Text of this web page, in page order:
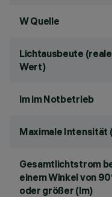
W Quelle
Lichtausbeute
Wert)
lm im Notbetrieb
Maximale Intensität
Gesamtlichtstrom
einem Winkel von
oder größer (lm)